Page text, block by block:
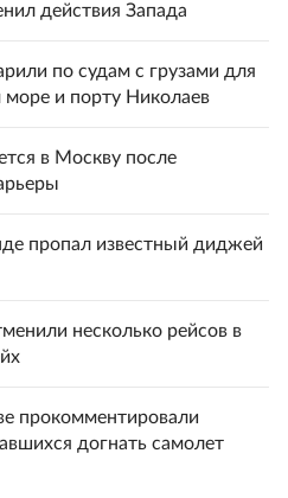
действия Запада
по судам с грузами для
и порту Николаев
в Москву после
пропал известный диджей
несколько рейсов в
прокомментировали
догнать самолет